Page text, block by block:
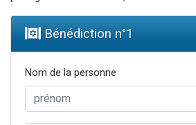
Bénédiction n°1
Nom de la personne